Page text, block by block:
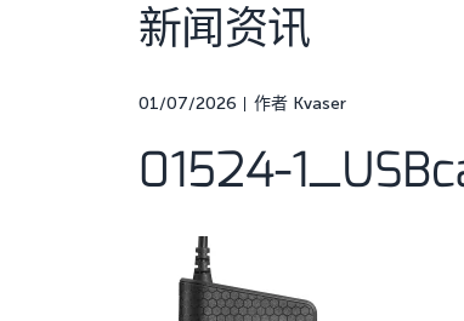
新闻资讯
01/07/2026 作者 Kvaser
01524-